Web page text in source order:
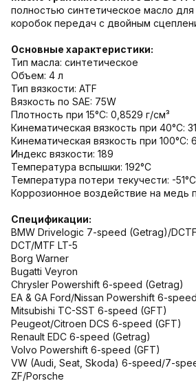
полностью синтетическое масло
коробок передач с двойным
Основные характеристики:
Тип масла: синтетическое
Объем: 4 л
Тип вязкости: ATF
Вязкость по SAE: 75W
Плотность при 15°C: 0,8529 г/см³
Кинематическая вязкость при 40°С:
Кинематическая вязкость при 100°С:
Индекс вязкости: 189
Температура вспышки: 192°С
Температура потери текучести: -51°С
Коррозионное воздействие на медь
Спецификации:
BMW Drivelogic 7-speed (Getrag)/
DCT/MTF LT-5
Borg Warner
Bugatti Veyron
Chrysler Powershift 6-speed (Getrag)
EA & GA Ford/Nissan Powershift 6-speed
Mitsubishi TC-SST 6-speed (GFT)
Peugeot/Citroen DCS 6-speed (GFT)
Renault EDC 6-speed (Getrag)
Volvo Powershift 6-speed (GFT)
VW (Audi, Seat, Skoda) 6-speed/7-
ZF/Porsche